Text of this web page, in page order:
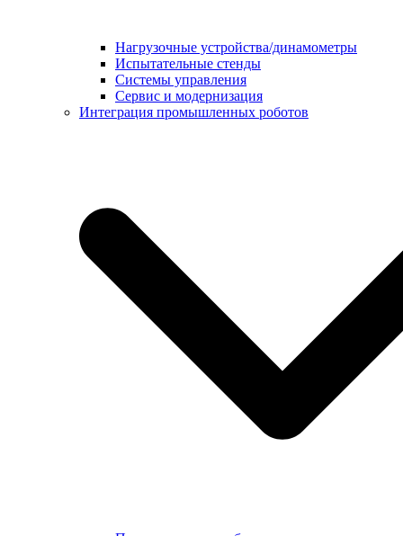
Нагрузочные устройства/динамометры
Испытательные стенды
Системы управления
Сервис и модернизация
Интеграция промышленных роботов